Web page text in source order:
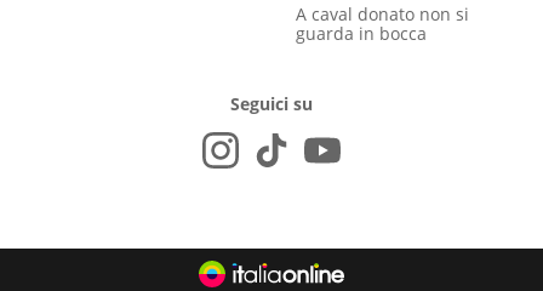
A caval donato non si
guarda in bocca
Seguici su